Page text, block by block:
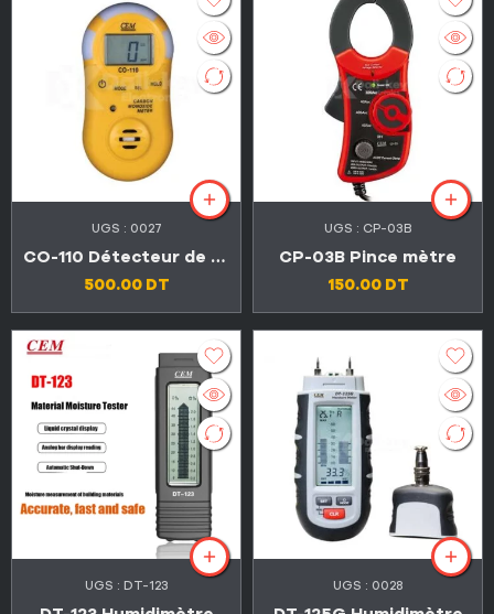
UGS : 0027
CO-110 Détecteur de monoxyde de carbone
500.00 DT
UGS : CP-03B
CP-03B Pince mètre
150.00 DT
UGS : DT-123 UGS : 0028